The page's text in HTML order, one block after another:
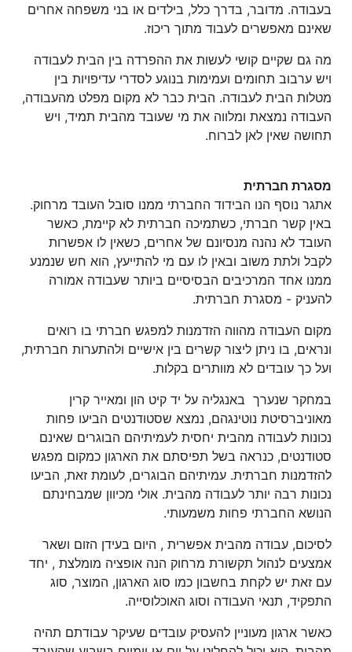
בעבודה. מדובר, בדרך כלל, בילדים או בני משפחה אחרים
שאינם מאפשרים לעבוד מתוך ריכוז.
מה גם שקיים קושי לעשות את ההפרדה בין הבית לעבודה
ויש ערבוב תחומים ועמימות בנוגע לסדרי עדיפויות בין
מטלות הבית לעבודה. הבית כבר לא מקום מפלט מהעבודה,
העבודה נמצאת ומלווה את מי שעובד מהבית תמיד, ויש
תחושה שאין לאן לברוח.
מסגרת חברתית
אתגר נוסף הנו הבידוד החברתי ממנו סובל העובד מרחוק.
באין קשר חברתי, כשתמיכה חברתית לא קיימת, כאשר
העובד לא נהנה מנסיונם של אחרים, כשאין לו אפשרות
לקבל ולתת משוב ובאין לו עם מי להתייעץ, הוא חש שנמנע
ממנו אחד המרכיבים הבסיסיים ביותר שעבודה אמורה
להעניק - מסגרת חברתית.
מקום העבודה מהווה הזדמנות למפגש חברתי בו רואים
ונראים, בו ניתן ליצור קשרים בין אישיים ולהתערות חברתית,
ועל כך עובדים לא מוותרים בקלות.
במחקר שנערך באנגליה על יד קיט הון ומאייר קרין
מאוניברסיטת נוטינגהם, נמצא שסטודנטים הביעו פחות
נכונות לעבודה מהבית יחסית לעמיתיהם הבוגרים שאינם
סטודנטים, כנראה בשל תפיסתם את הארגון כמקום מפגש
להזדמנות חברתית. עמיתיהם הבוגרים, לעומת זאת, הביעו
נכונות רבה יותר לעבודה מהבית. אולי מכיוון שמבחינתם
הנושא החברתי פחות משמעותי.
לסיכום, עבודה מהבית אפשרית , היום בעידן הזום ושאר
אמצעים לנהול תקשורת מרחוק הנה אופציה מומלצת , יחד
עם זאת יש לקחת בחשבון כמו סוג הארגון, המוצר, סוג
התפקיד, תנאי העבודה וסוג האוכלוסייה.
כאשר ארגון מעוניין להעסיק עובדים שעיקר עבודתם תהיה